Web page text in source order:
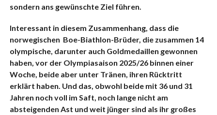
sondern ans gewünschte Ziel führen.
Interessant in diesem Zusammenhang, dass die
norwegischen Boe-Biathlon-Brüder, die zusammen 14
olympische, darunter auch Goldmedaillen gewonnen
haben, vor der Olympiasaison 2025/26 binnen einer
Woche, beide aber unter Tränen, ihren Rücktritt
erklärt haben. Und das, obwohl beide mit 36 und 31
Jahren noch voll im Saft, noch lange nicht am
absteigenden Ast und weit jünger sind als ihr großes